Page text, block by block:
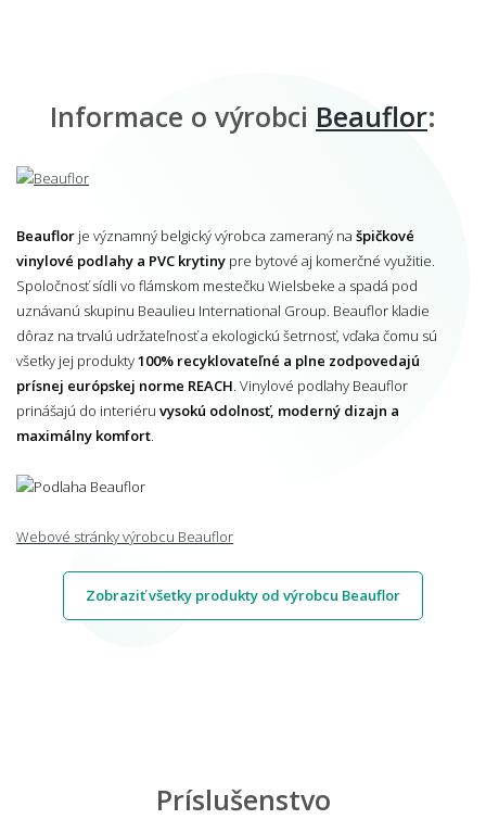
Informace o výrobci Beauflor:
Beauflor je významný belgický výrobca zameraný na špičkové
vinylové podlahy a PVC krytiny pre bytové aj komerčné využitie.
Spoločnosť sídli vo flámskom mestečku Wielsbeke a spadá pod
uznávanú skupinu Beaulieu International Group. Beauflor kladie
dôraz na trvalú udržateľnosť a ekologickú šetrnosť, vďaka čomu sú
všetky jej produkty100% recyklovateľné a plne zodpovedajú
prísnej európskej norme REACH . Vinylové podlahy Beauflor
prinášajú do interiéru vysokú odolnosť, moderný dizajn a
maximálny komfort
Webové stránky výrobcu Beauflor
Zobraziť všetky produkty od výrobcu Beauflor
Príslušenstvo